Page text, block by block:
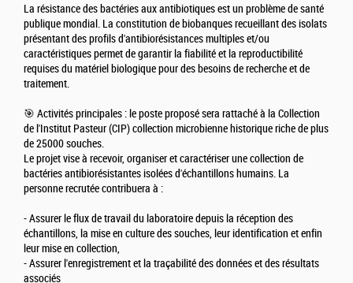
La résistance des bactéries aux antibiotiques est un problème de santé
publique mondial. La constitution de biobanques recueillant des isolats
présentant des profils d'antibiorésistances multiples et/ou
caractéristiques permet de garantir la fiabilité et la reproductibilité
requises du matériel biologique pour des besoins de recherche et de
traitement.
🎯 Activités principales : le poste proposé sera rattaché à la Collection
de l'Institut Pasteur (CIP) collection microbienne historique riche de plus
de 25000 souches.
Le projet vise à recevoir, organiser et caractériser une collection de
bactéries antibiorésistantes isolées d'échantillons humains. La
personne recrutée contribuera à :
- Assurer le flux de travail du laboratoire depuis la réception des
échantillons, la mise en culture des souches, leur identification et enfin
leur mise en collection,
- Assurer l'enregistrement et la traçabilité des données et des résultats
associés